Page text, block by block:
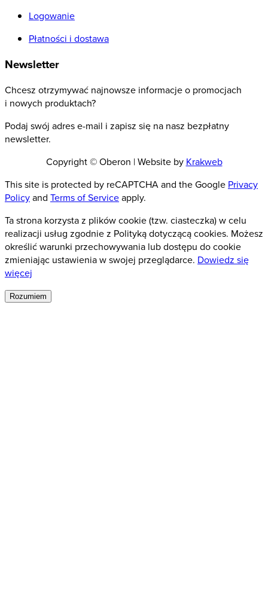
Logowanie
Płatności i dostawa
Newsletter
Chcesz otrzymywać najnowsze informacje o promocjach
i nowych produktach?
Podaj swój adres e-mail i zapisz się na nasz bezpłatny
newsletter.
Copyright © Oberon | Website by Krakweb
This site is protected by reCAPTCHA and the Google Privacy
Policyand Terms of Serviceapply.
Ta strona korzysta z plików cookie (tzw. ciasteczka) w celu
realizacji usług zgodnie z Polityką dotyczącą cookies. Możesz
określić warunki przechowywania lub dostępu do cookie
zmieniając ustawienia w swojej przeglądarce. Dowiedz się
więcej
Rozumiem